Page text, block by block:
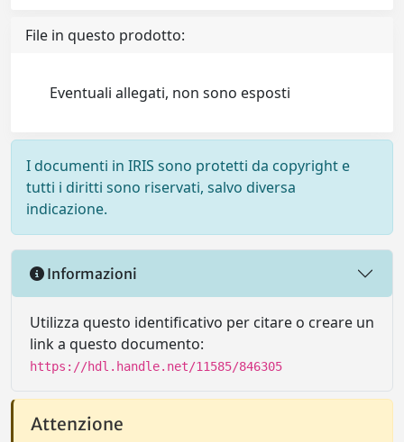
File in questo prodotto:
Eventuali allegati, non sono esposti
I documenti in IRIS sono protetti da copyright e
tutti i diritti sono riservati, salvo diversa
indicazione.
Informazioni
Utilizza questo identificativo per citare o creare un
link a questo documento:
https://hdl.handle.net/11585/846305
Attenzione